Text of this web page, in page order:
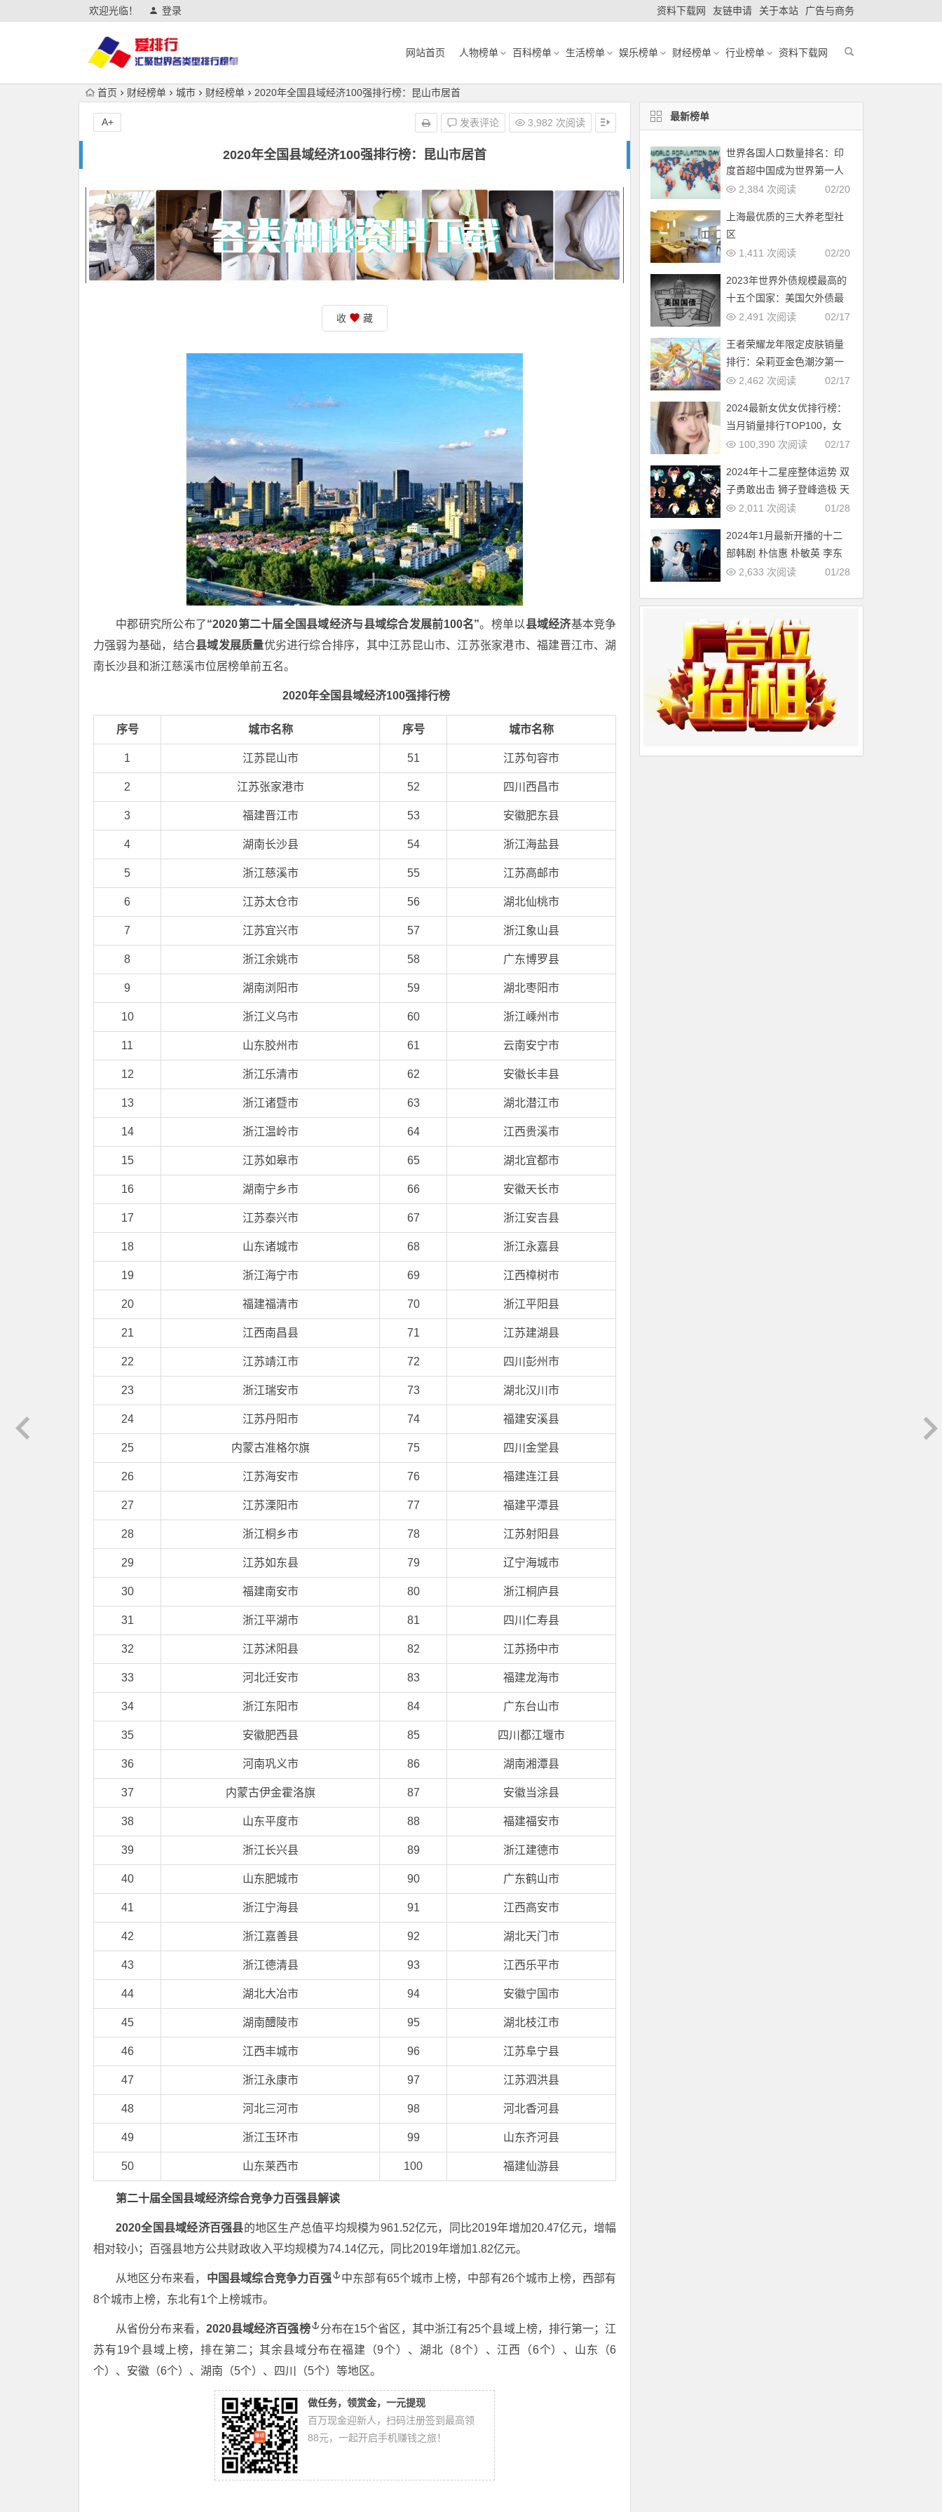
欢迎光临！ 登录 资料下载网 友链申请 关于本站 广告与商务
网站首页 人物榜单 百科榜单 生活榜单 娱乐榜单 财经榜单 行业榜单 资料下载网
首页 财经榜单 城市 财经榜单 2020年全国县域经济100强排行榜：昆山市居首
2020年全国县域经济100强排行榜：昆山市居首
发表评论 3,982 次阅读
A+
收 藏
中郡研究所公布了 “2020第二十届全国县域经济与县域综合发展前100名”。榜单以县域经济基本竞争
力强弱为基础，结合县域发展质量优劣进行综合排序，其中江苏昆山市、江苏张家港市、福建晋江市、湖
南长沙县和浙江慈溪市位居榜单前五名。
2020年全国县域经济100强排行榜
序号 城市名称 序号 城市名称
1 江苏昆山市 51 江苏句容市
2 江苏张家港市 52 四川西昌市
3 福建晋江市 53 安徽肥东县
4 湖南长沙县 54 浙江海盐县
5 浙江慈溪市 55 江苏高邮市
6 江苏太仓市 56 湖北仙桃市
7 江苏宜兴市 57 浙江象山县
8 浙江余姚市 58 广东博罗县
9 湖南浏阳市 59 湖北枣阳市
10 浙江义乌市 60 浙江嵊州市
11 山东胶州市 61 云南安宁市
12 浙江乐清市 62 安徽长丰县
13 浙江诸暨市 63 湖北潜江市
14 浙江温岭市 64 江西贵溪市
15 江苏如皋市 65 湖北宜都市
16 湖南宁乡市 66 安徽天长市
17 江苏泰兴市 67 浙江安吉县
18 山东诸城市 68 浙江永嘉县
19 浙江海宁市 69 江西樟树市
20 福建福清市 70 浙江平阳县
21 江西南昌县 71 江苏建湖县
22 江苏靖江市 72 四川彭州市
23 浙江瑞安市 73 湖北汉川市
24 江苏丹阳市 74 福建安溪县
25 内蒙古准格尔旗 75 四川金堂县
26 江苏海安市 76 福建连江县
27 江苏溧阳市 77 福建平潭县
28 浙江桐乡市 78 江苏射阳县
29 江苏如东县 79 辽宁海城市
30 福建南安市 80 浙江桐庐县
31 浙江平湖市 81 四川仁寿县
32 江苏沭阳县 82 江苏扬中市
33 河北迁安市 83 福建龙海市
34 浙江东阳市 84 广东台山市
35 安徽肥西县 85 四川都江堰市
36 河南巩义市 86 湖南湘潭县
37 内蒙古伊金霍洛旗 87 安徽当涂县
38 山东平度市 88 福建福安市
39 浙江长兴县 89 浙江建德市
40 山东肥城市 90 广东鹤山市
41 浙江宁海县 91 江西高安市
42 浙江嘉善县 92 湖北天门市
43 浙江德清县 93 江西乐平市
44 湖北大冶市 94 安徽宁国市
45 湖南醴陵市 95 湖北枝江市
46 江西丰城市 96 江苏阜宁县
47 浙江永康市 97 江苏泗洪县
48 河北三河市 98 河北香河县
49 浙江玉环市 99 山东齐河县
50 山东莱西市 100 福建仙游县
第二十届全国县域经济综合竞争力百强县解读
2020全国县域经济百强县的地区生产总值平均规模为961.52亿元，同比2019年增加20.47亿元，增幅
相对较小；百强县地方公共财政收入平均规模为74.14亿元，同比2019年增加1.82亿元。
从地区分布来看， 中国县域综合竞争力百强
中东部有65个城市上榜，中部有26个城市上榜，西部有
8个城市上榜，东北有1个上榜城市。
从省份分布来看， 2020县域经济百强榜
分布在15个省区，其中浙江有25个县域上榜，排行第一；江
苏有19个县域上榜，排在第二；其余县域分布在福建（9个）、湖北（8个）、江西（6个）、山东（6
个）、安徽（6个）、湖南（5个）、四川（5个）等地区。
做任务，领赏金，一元提现
百万现金迎新人，扫码注册签到最高领
88元，一起开启手机赚钱之旅！
最新榜单
世界各国人口数量排名：印
度首超中国成为世界第一人
口大国
02/20
2,384 次阅读
上海最优质的三大养老型社
区
02/20
1,411 次阅读
2023年世界外债规模最高的
十五个国家：美国欠外债最
多，中国第几？
02/17
2,491 次阅读
王者荣耀龙年限定皮肤销量
排行：朵莉亚金色潮汐第一
02/17
2,462 次阅读
2024最新女优女优排行榜：
当月销量排行TOP100，女
优新人多多（2024年1月，
02/17
100,390 次阅读
2024年十二星座整体运势 双
子勇敢出击 狮子登峰造极 天
蝎适者生存 摩羯脱胎换骨01/28
2,011 次阅读
2024年1月最新开播的十二
部韩剧 朴信惠 朴敏英 李东
旭新剧必追
01/28
2,633 次阅读